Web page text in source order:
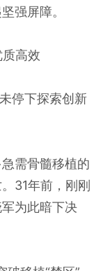
强屏障。
高效
停下探索创新
需骨髓移植的
31年前，刚刚
为此暗下决